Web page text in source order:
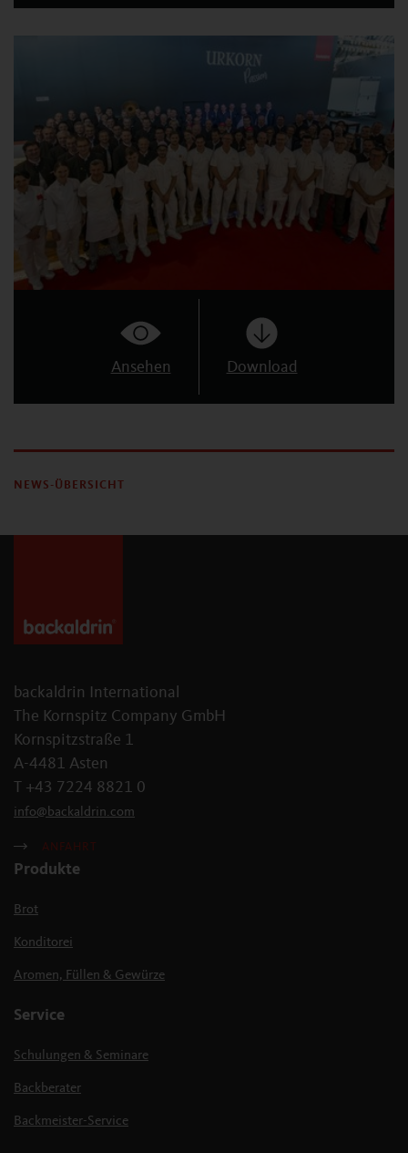
Ansehen Download
NEWS-ÜBERSICHT
backaldrin International
The Kornspitz Company GmbH
Kornspitzstraße 1
A-4481 Asten
T +43 7224 8821 0
info@ backaldrin. com
ANFAHRT
Produkte
Brot
Konditorei
Aromen, Füllen & Gewürze
Service
Schulungen & Seminare
Backberater
Backmeister-Service